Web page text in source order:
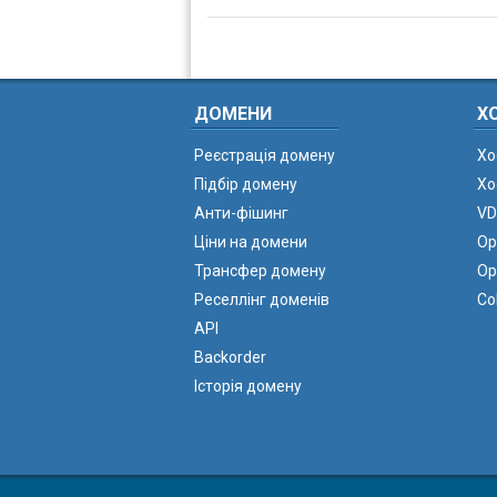
ДОМЕНИ
Реєстрація домену
Підбір домену
Анти-фішинг
Ціни на домени
Трансфер домену
Реселлінг доменів
API
Backorder
Історія домену